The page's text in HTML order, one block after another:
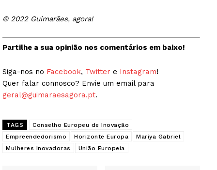
© 2022 Guimarães, agora!
Partilhe a sua opinião nos comentários em baixo!
Siga-nos no Facebook, Twitter e Instagram!
Quer falar connosco? Envie um email para
geral@guimaraesagora.pt.
TAGS
Conselho Europeu de Inovação
Empreendedorismo
Horizonte Europa
Mariya Gabriel
Mulheres Inovadoras
União Europeia